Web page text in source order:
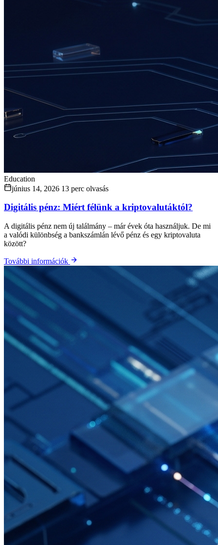
Education
június 14, 2026 13 perc olvasás
Digitális pénz: Miért félünk a kriptovalutáktól?
A digitális pénz nem új találmány – már évek óta használjuk. De mi
a valódi különbség a bankszámlán lévő pénz és egy kriptovaluta
között?
További információk